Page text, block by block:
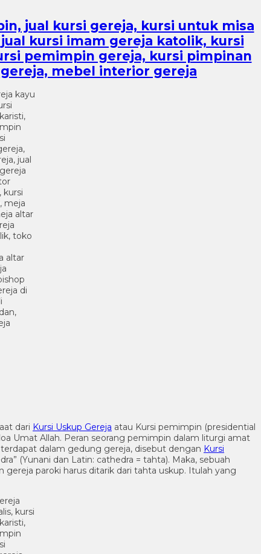
jual kursi gereja, kursi untuk misa
kursi imam gereja katolik, kursi
pemimpin gereja, kursi pimpinan
mebel interior gereja
dari Kursi Uskup Gereja atau Kursi pemimpin (presidential
Umat Allah. Peran seorang pemimpin dalam liturgi amat
dalam gedung gereja, disebut dengan Kursi
(Yunani dan Latin: cathedra = tahta). Maka, sebuah
paroki harus ditarik dari tahta uskup. Itulah yang